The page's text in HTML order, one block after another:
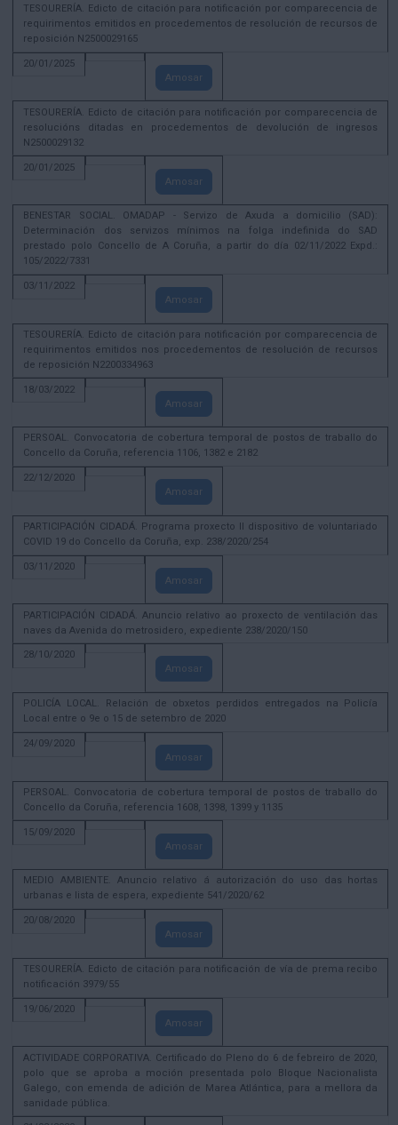
TESOURERÍA. Edicto de citación para notificación por comparecencia de
requirimentos emitidos en procedementos de resolución de recursos de
reposición N2500029165
20/01/2025
Amosar
TESOURERÍA. Edicto de citación para notificación por comparecencia de
resolucións ditadas en procedementos de devolución de ingresos
N2500029132
20/01/2025
Amosar
BENESTAR SOCIAL. OMADAP - Servizo de Axuda a domicilio (SAD):
Determinación dos servizos mínimos na folga indefinida do SAD
prestado polo Concello de A Coruña, a partir do día 02/11/2022 Expd.:
105/2022/7331
03/11/2022
Amosar
TESOURERÍA. Edicto de citación para notificación por comparecencia de
requirimentos emitidos nos procedementos de resolución de recursos
de reposición N2200334963
18/03/2022
Amosar
PERSOAL. Convocatoria de cobertura temporal de postos de traballo do
Concello da Coruña, referencia 1106, 1382 e 2182
22/12/2020
Amosar
PARTICIPACIÓN CIDADÁ. Programa proxecto II dispositivo de voluntariado
COVID 19 do Concello da Coruña, exp. 238/2020/254
03/11/2020
Amosar
PARTICIPACIÓN CIDADÁ. Anuncio relativo ao proxecto de ventilación das
naves da Avenida do metrosidero, expediente 238/2020/150
28/10/2020
Amosar
POLICÍA LOCAL. Relación de obxetos perdidos entregados na Policía
Local entre o 9e o 15 de setembro de 2020
24/09/2020
Amosar
PERSOAL. Convocatoria de cobertura temporal de postos de traballo do
Concello da Coruña, referencia 1608, 1398, 1399 y 1135
15/09/2020
Amosar
MEDIO AMBIENTE. Anuncio relativo á autorización do uso das hortas
urbanas e lista de espera, expediente 541/2020/62
20/08/2020
Amosar
TESOURERÍA. Edicto de citación para notificación de vía de prema recibo
notificación 3979/55
19/06/2020
Amosar
ACTIVIDADE CORPORATIVA. Certificado do Pleno do 6 de febreiro de 2020,
polo que se aproba a moción presentada polo Bloque Nacionalista
Galego, con emenda de adición de Marea Atlántica, para a mellora da
sanidade pública.